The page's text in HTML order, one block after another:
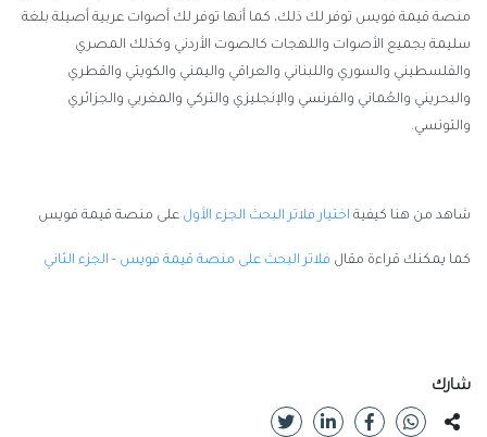
منصة قيمة فويس توفر لك ذلك، كما أنها توفر لك أصوات عربية أصيلة بلغة
سليمة بجميع الأصوات واللهجات كالصوت الأردني وكذلك المصري
والفلسطيني والسوري واللبناني والعراقي واليمني والكويتي والقطري
والبحريني والعُماني والفرنسي والإنجليزي والتركي والمغربي والجزائري
والتونسي.
شاهد من هنا كيفية اختيار فلاتر البحث الجزء الأول على منصة قيمة فويس
كما يمكنك قراءة مقال فلاتر البحث على منصة قيمة فويس - الجزء الثاني
شارك